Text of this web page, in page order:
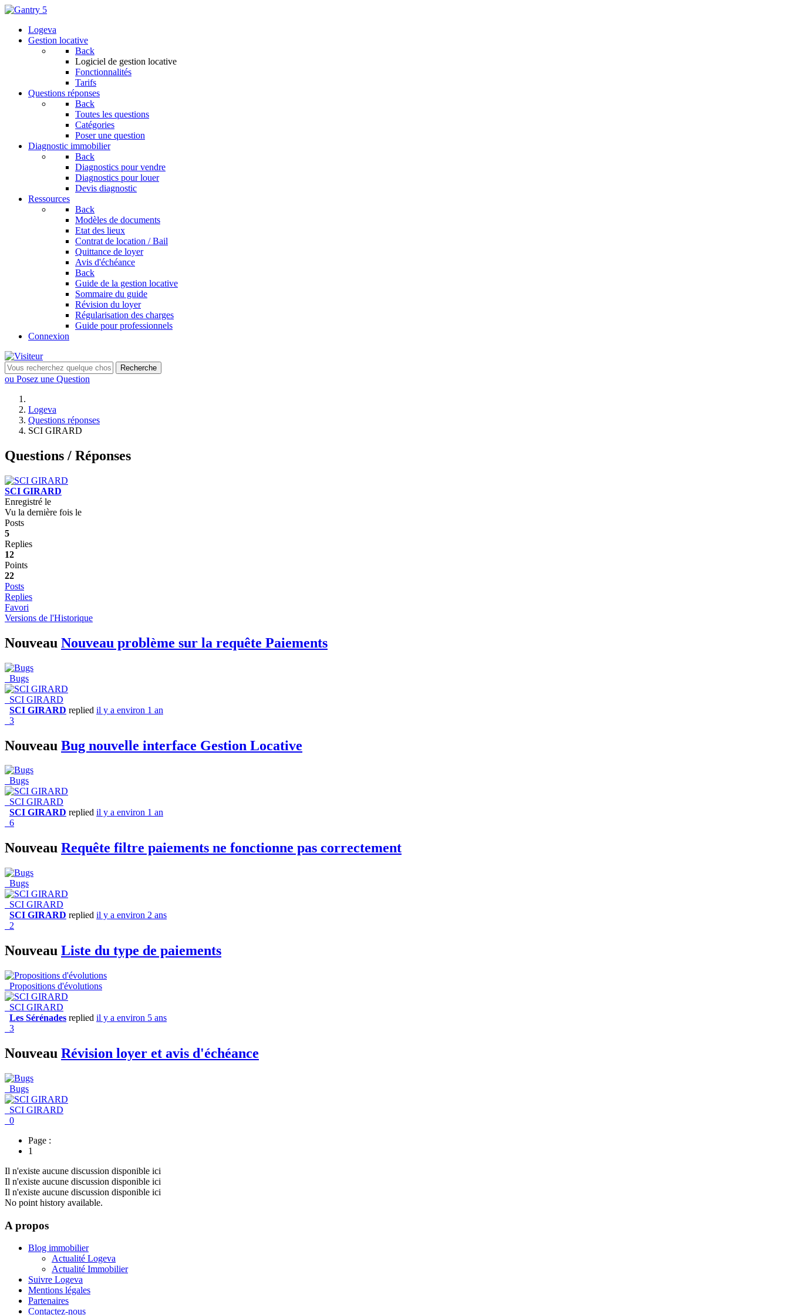
Logeva
Gestion locative
Back
Logiciel de gestion locative
Fonctionnalités
Tarifs
Questions réponses
Back
Toutes les questions
Catégories
Poser une question
Diagnostic immobilier
Back
Diagnostics pour vendre
Diagnostics pour louer
Devis diagnostic
Ressources
Back
Modèles de documents
Etat des lieux
Contrat de location / Bail
Quittance de loyer
Avis d'échéance
Back
Guide de la gestion locative
Sommaire du guide
Révision du loyer
Régularisation des charges
Guide pour professionnels
Connexion
Recherche
ou Posez une Question
Logeva
Questions réponses
SCI GIRARD
Questions / Réponses
SCI GIRARD
Enregistré le
Vu la dernière fois le
Posts
5
Replies
12
Points
22
Posts
Replies
Favori
Versions de l'Historique
Nouveau Nouveau problème sur la requête Paiements
Bugs
SCI GIRARD
SCI GIRARD replied il y a environ 1 an
3
Nouveau Bug nouvelle interface Gestion Locative
Bugs
SCI GIRARD
SCI GIRARD replied il y a environ 1 an
6
Nouveau Requête filtre paiements ne fonctionne pas correctement
Bugs
SCI GIRARD
SCI GIRARD replied il y a environ 2 ans
2
Nouveau Liste du type de paiements
Propositions d'évolutions
SCI GIRARD
Les Sérénades replied il y a environ 5 ans
3
Nouveau Révision loyer et avis d'échéance
Bugs
SCI GIRARD
0
Page :
1
Il n'existe aucune discussion disponible ici
Il n'existe aucune discussion disponible ici
Il n'existe aucune discussion disponible ici
No point history available.
A propos
Blog immobilier
Actualité Logeva
Actualité Immobilier
Suivre Logeva
Mentions légales
Partenaires
Contactez-nous